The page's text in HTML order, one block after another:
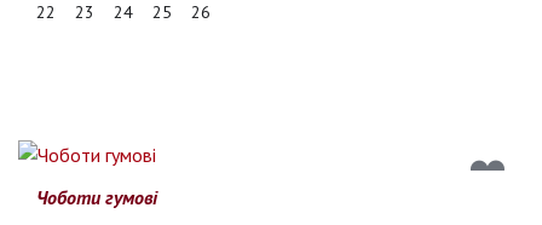
22 23 24 25 26
Чоботи гумові